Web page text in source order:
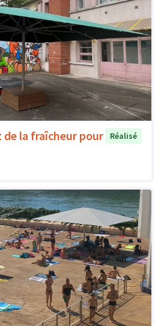
de la fraîcheur pour
Réalisé